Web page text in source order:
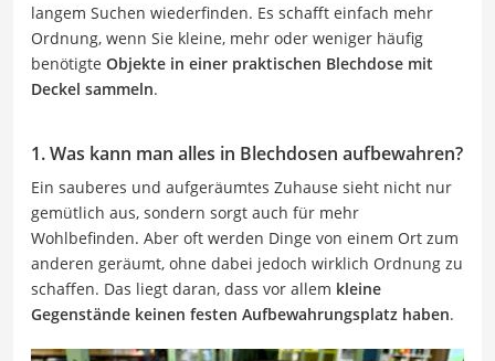
langem Suchen wiederfinden. Es schafft einfach mehr
Ordnung, wenn Sie kleine, mehr oder weniger häufig
benötigte Objekte in einer praktischen Blechdose mit
Deckel sammeln.
1. Was kann man alles in Blechdosen aufbewahren?
Ein sauberes und aufgeräumtes Zuhause sieht nicht nur
gemütlich aus, sondern sorgt auch für mehr
Wohlbefinden. Aber oft werden Dinge von einem Ort zum
anderen geräumt, ohne dabei jedoch wirklich Ordnung zu
schaffen. Das liegt daran, dass vor allem kleine
Gegenstände keinen festen Aufbewahrungsplatz haben.